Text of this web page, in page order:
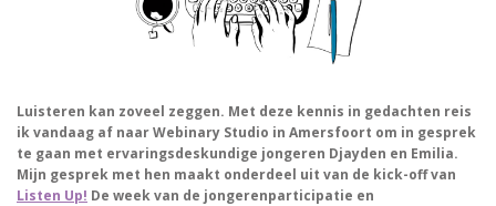
Luisteren kan zoveel zeggen. Met deze kennis in gedachten reis
ik vandaag af naar Webinary Studio in Amersfoort om in gesprek
te gaan met ervaringsdeskundige jongeren Djayden en Emilia.
Mijn gesprek met hen maakt onderdeel uit van de kick-off van
Listen Up! De week van de jongerenparticipatie en